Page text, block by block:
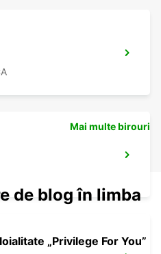
Mai multe birouri
de blog în limba
„Privilege For You”